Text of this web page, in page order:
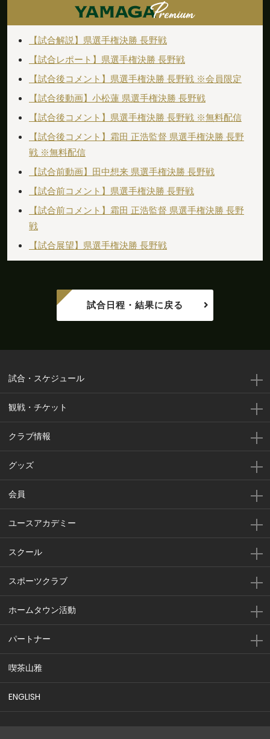
【試合解説】県選手権決勝 長野戦
【試合レポート】県選手権決勝 長野戦
【試合後コメント】県選手権決勝 長野戦 ※会員限定
【試合後動画】小松蓮 県選手権決勝 長野戦
【試合後コメント】県選手権決勝 長野戦 ※無料配信
【試合後コメント】霜田 正浩監督 県選手権決勝 長野
戦 ※無料配信
【試合前動画】田中想来 県選手権決勝 長野戦
【試合前コメント】県選手権決勝 長野戦
【試合前コメント】霜田 正浩監督 県選手権決勝 長野
戦
【試合展望】県選手権決勝 長野戦
試合日程・結果に戻る
試合・スケジュール
観戦・チケット
クラブ情報
グッズ
会員
ユースアカデミー
スクール
スポーツクラブ
ホームタウン活動
パートナー
喫茶山雅
ENGLISH